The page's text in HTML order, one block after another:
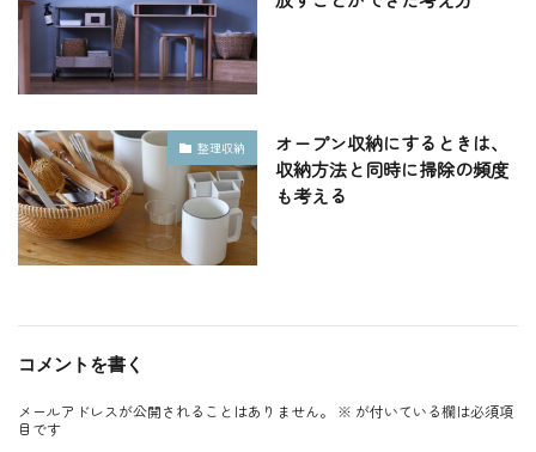
整理収納
オープン収納にするときは、
収納方法と同時に掃除の頻度
も考える
コメントを書く
メールアドレスが公開されることはありません。 ※ が付いている欄は必須項
目です